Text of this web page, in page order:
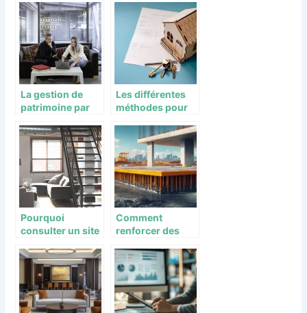
dans la gestion
immobilière
La gestion de
patrimoine par
côtés est une
nécessité
Les différentes
méthodes pour
Pourquoi
consulter un site
intérieur ?
Comment
renforcer des
anciennes en
pierre de taille